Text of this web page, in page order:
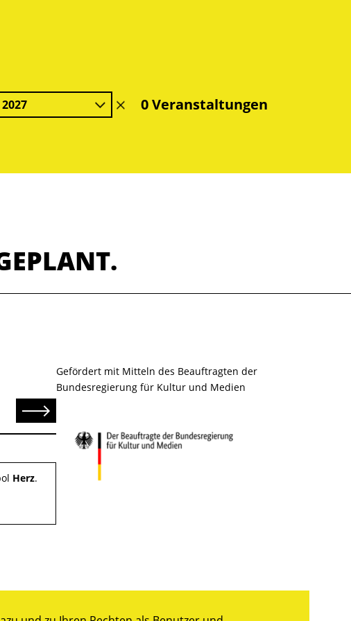
Filter0 Veranstaltungen
Senden
Herz.
Gefördert mit Mitteln des Beauftragten der
Bundesregierung für Kultur und Medien